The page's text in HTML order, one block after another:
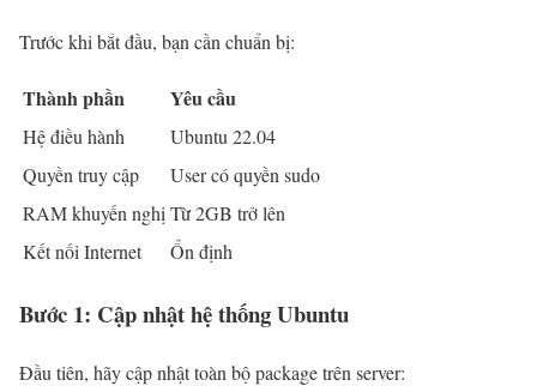
Trước khi bắt đầu, bạn cần chuẩn bị:
Thành phần Yêu cầu
Hệ điều hành
Ubuntu 22.04
Quyền truy cập
User có quyền sudo
RAM khuyến nghị Từ 2GB trở lên
Kết nối Internet
Ổn định
Bước 1: Cập nhật hệ thống Ubuntu
Đầu tiên, hãy cập nhật toàn bộ package trên server: